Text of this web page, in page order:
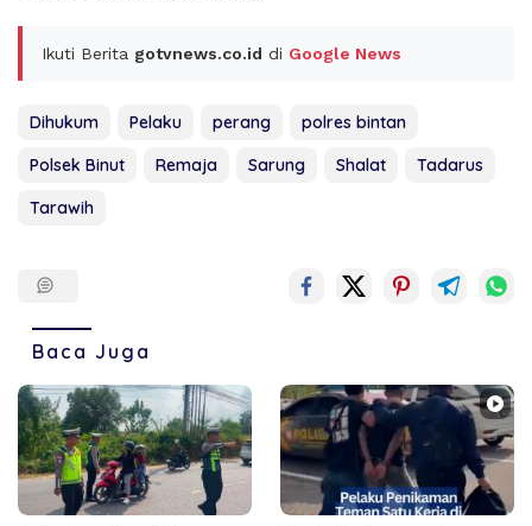
Ikuti Berita gotvnews.co.id di Google News
Dihukum Pelaku perang
polres bintan
Polsek Binut
Remaja Sarung Shalat
Tadarus
Tarawih
Baca Juga